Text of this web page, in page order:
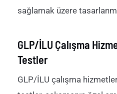
sağlamak üzere
GLP/İLU Çalışma
Testler
GLP/İLU çalışma